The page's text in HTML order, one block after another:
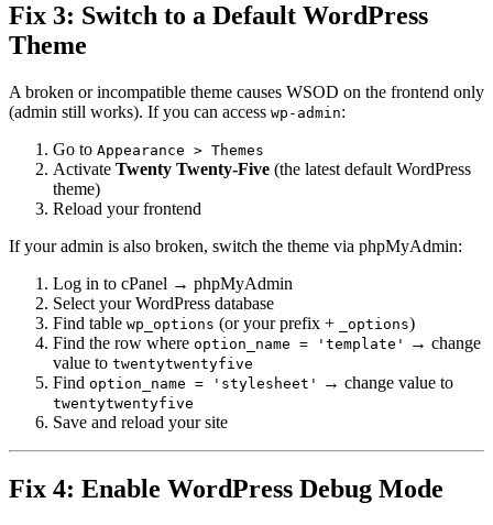
Fix 3: Switch to a Default WordPress
Theme
A broken or incompatible theme causes WSOD on the frontend only
(admin still works). If you can access wp-admin:
Go to Appearance > Themes
Activate Twenty Twenty-Five (the latest default WordPress
theme)
Reload your frontend
If your admin is also broken, switch the theme via phpMyAdmin:
Log in to cPanel → phpMyAdmin
Select your WordPress database
Find table wp_options (or your prefix + _options)
Find the row where option_name = 'template'
→ change
value to twentytwentyfive
Find option_name = 'stylesheet' → change value to
twentytwentyfive
Save and reload your site
Fix 4: Enable WordPress Debug Mode